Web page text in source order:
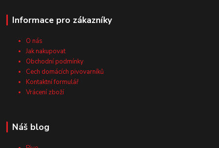
Informace pro zákazníky
O nás
Jak nakupovat
Obchodní podmínky
Cech domácích pivovarníků
Kontaktní formulář
Vrácení zboží
Náš blog